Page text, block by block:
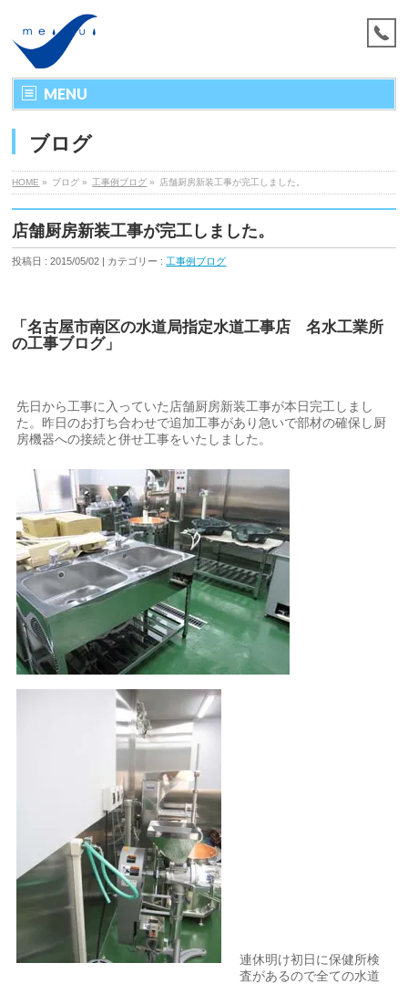
MENU
ブログ
HOME » ブログ » 工事例ブログ » 店舗厨房新装工事が完工しました。
店舗厨房新装工事が完工しました。
投稿日 : 2015/05/02 | カテゴリー : 工事例ブログ
「名古屋市南区の水道局指定水道工事店 名水工業所
の工事ブログ」
先日から工事に入っていた店舗厨房新装工事が本日完工しまし
た。昨日のお打ち合わせで追加工事があり急いで部材の確保し厨
房機器への接続と併せ工事をいたしました。
連休明け初日に保健所検
査があるので全ての水道